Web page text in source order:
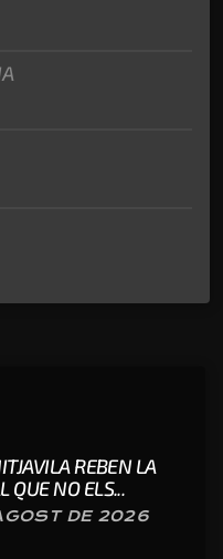
REBEN LA
QUE NO ELS...
DE 2026